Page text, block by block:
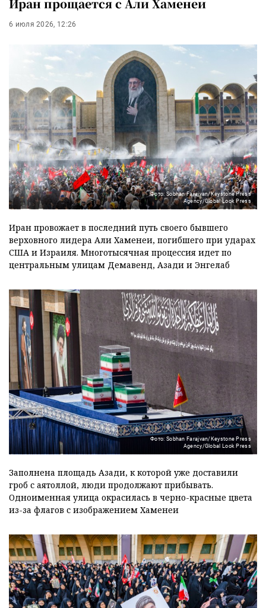
Иран прощается с Али Хаменеи
6 июля 2026, 12:26
Фото: Sobhan Farajvan/Keystone Press
Agency/Global Look Press
Иран провожает в последний путь своего бывшего
верховного лидера Али Хаменеи, погибшего при ударах
США и Израиля. Многотысячная процессия идет по
центральным улицам Демавенд, Азади и Энгелаб
Фото: Sobhan Farajvan/Keystone Press
Agency/Global Look Press
Заполнена площадь Азади, к которой уже доставили
гроб с аятоллой, люди продолжают прибывать.
Одноименная улица окрасилась в черно-красные цвета
из-за флагов с изображением Хаменеи